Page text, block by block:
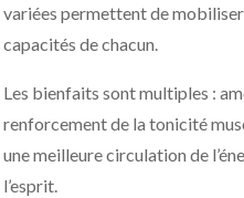
variées permettent de mobiliser
capacités de chacun.
Les bienfaits sont multiples :
renforcement de la tonicité
une meilleure circulation de
l’esprit.